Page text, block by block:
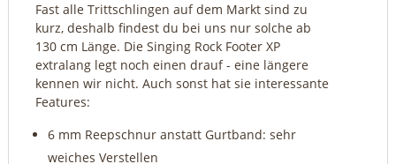
Fast alle Trittschlingen auf dem Markt sind zu
kurz, deshalb findest du bei uns nur solche ab
130 cm Länge. Die Singing Rock Footer XP
extralang legt noch einen drauf - eine längere
kennen wir nicht. Auch sonst hat sie interessante
Features:
6 mm Reepschnur anstatt Gurtband: sehr
weiches Verstellen